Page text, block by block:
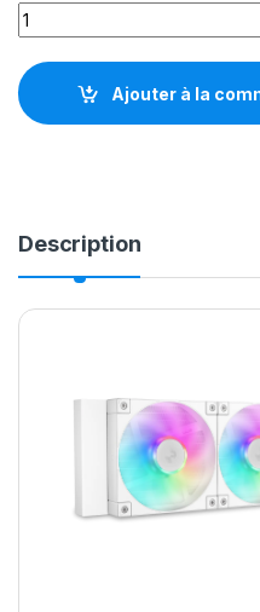
DEEPCOOL LT360 WHITE
Ajouter à la
Description